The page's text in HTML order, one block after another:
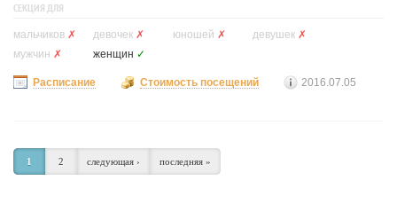
СЕКЦИЯ ДЛЯ
мальчиков ✗ девочек ✗ юношей ✗ девушек ✗
мужчин ✗ женщин ✓
Расписание Стоимость посещений 2016.07.05
1 2 следующая › последняя »